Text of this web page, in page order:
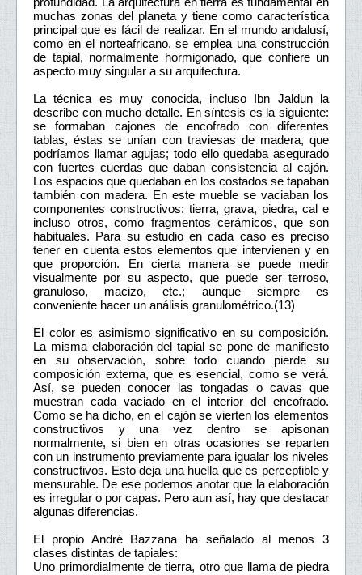
muchas zonas del planeta y tiene como característica
principal que es fácil de realizar. En el mundo andalusí,
como en el norteafricano, se emplea una construcción
de tapial, normalmente hormigonado, que confiere un
aspecto muy singular a su arquitectura.
La técnica es muy conocida, incluso Ibn Jaldun la
describe con mucho detalle. En síntesis es la siguiente:
se formaban cajones de encofrado con diferentes
tablas, éstas se unían con traviesas de madera, que
podríamos llamar agujas; todo ello quedaba asegurado
con fuertes cuerdas que daban consistencia al cajón.
Los espacios que quedaban en los costados se tapaban
también con madera. En este mueble se vaciaban los
componentes constructivos: tierra, grava, piedra, cal e
incluso otros, como fragmentos cerámicos, que son
habituales. Para su estudio en cada caso es preciso
tener en cuenta estos elementos que intervienen y en
que proporción. En cierta manera se puede medir
visualmente por su aspecto, que puede ser terroso,
granuloso, macizo, etc.; aunque siempre es
conveniente hacer un análisis granulométrico.(13)
El color es asimismo significativo en su composición.
La misma elaboración del tapial se pone de manifiesto
en su observación, sobre todo cuando pierde su
composición externa, que es esencial, como se verá.
Así, se pueden conocer las tongadas o cavas que
muestran cada vaciado en el interior del encofrado.
Como se ha dicho, en el cajón se vierten los elementos
constructivos y una vez dentro se apisonan
normalmente, si bien en otras ocasiones se reparten
con un instrumento previamente para igualar los niveles
constructivos. Esto deja una huella que es perceptible y
mensurable. De ese podemos anotar que la elaboración
es irregular o por capas. Pero aun así, hay que destacar
algunas diferencias.
El propio André Bazzana ha señalado al menos 3
clases distintas de tapiales:
Uno primordialmente de tierra, otro que llama de piedra